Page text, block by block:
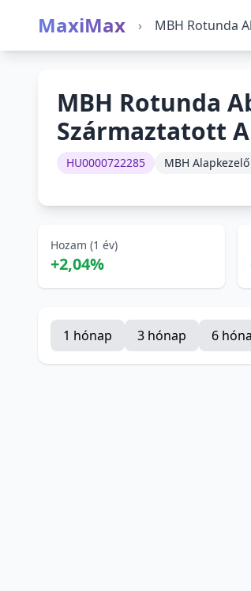
MaxiMax › MBH Rotunda
MBH Rotunda
Származtatott
HU0000722285 MBH
Hozam (1 év)
+2,04%
1 hónap 3 hónap 6